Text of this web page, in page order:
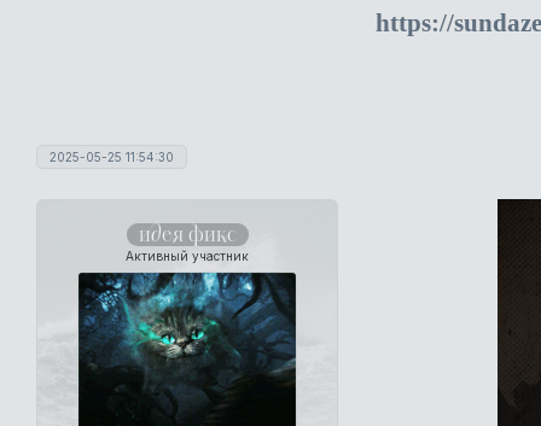
https://
2025-05-25 11:54:30
идея фикс
Активный участник